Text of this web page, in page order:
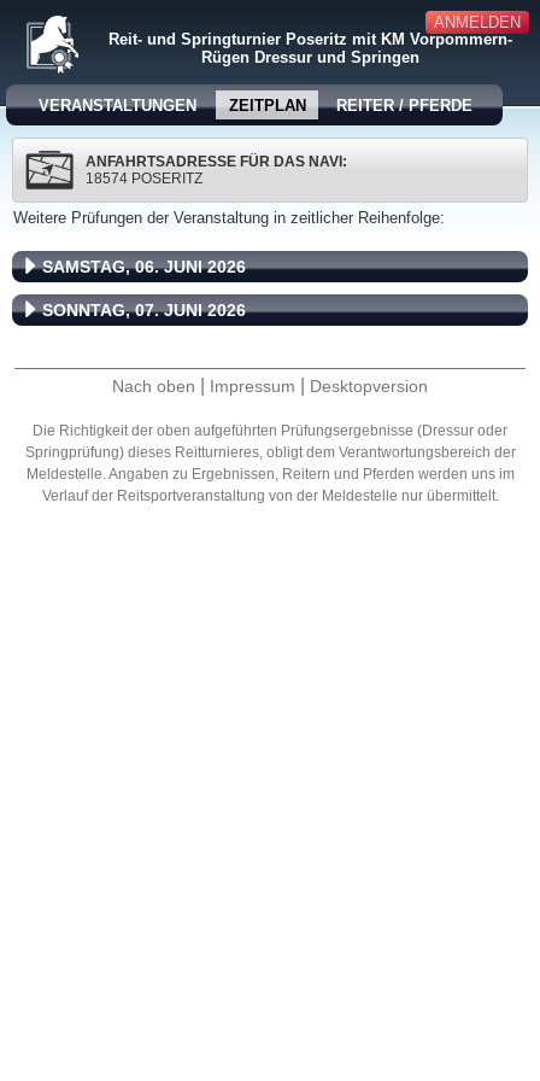
ANMELDEN
Reit- und Springturnier Poseritz mit KM Vorpommern-
Rügen Dressur und Springen
VERANSTALTUNGEN ZEITPLAN REITER / PFERDE
ANFAHRTSADRESSE FÜR DAS NAVI:
18574 POSERITZ
Weitere Prüfungen der Veranstaltung in zeitlicher Reihenfolge:
SAMSTAG, 06. JUNI 2026
SONNTAG, 07. JUNI 2026
Nach oben Impressum Desktopversion
Die Richtigkeit der oben aufgeführten Prüfungsergebnisse (Dressur oder
Springprüfung) dieses Reitturnieres, obligt dem Verantwortungsbereich der
Meldestelle. Angaben zu Ergebnissen, Reitern und Pferden werden uns im
Verlauf der Reitsportveranstaltung von der Meldestelle nur übermittelt.